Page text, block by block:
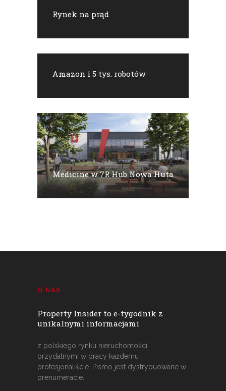
Rynek na prąd
Amazon i 5 tys. robotów
Medicine w 7R Hub Nowa Huta
O NAS
Property Insider to e-tygodnik z
unikalnymi informacjami
z polskiego rynku nieruchomości
przydatnymi w pracy każdemu
profesjonaliście. Pismo jest dystrybuowane w
prenumeracie.